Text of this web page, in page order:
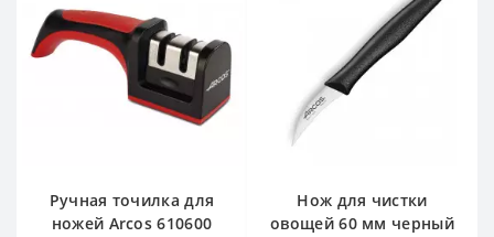
Ручная точилка для
ножей Arcos 610600
Нож для чистки
овощей 60 мм черный